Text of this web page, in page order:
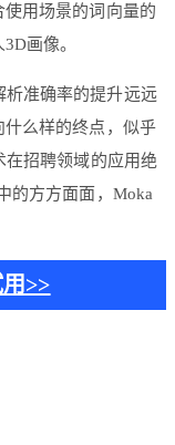
用场景的词向量的
画像。
析准确率的提升远远
么样的终点，似乎
招聘领域的应用绝
的方方面面，Moka
>>